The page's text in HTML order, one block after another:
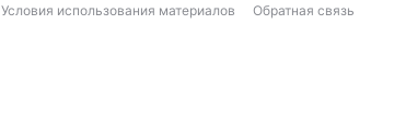
Условия использования материалов Обратная связь